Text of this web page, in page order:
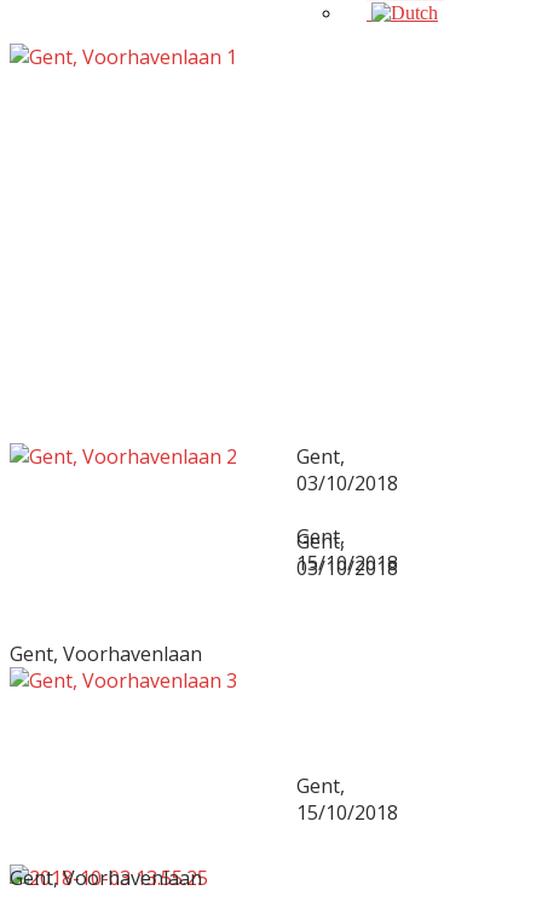
Gent, Voorhavenlaan
Gent, Voorhavenlaan
Gent,
03/10/2018
Gent,
03/10/2018
Gent,
15/10/2018
Gent,
15/10/2018